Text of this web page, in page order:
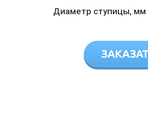
Диаметр ступицы, мм